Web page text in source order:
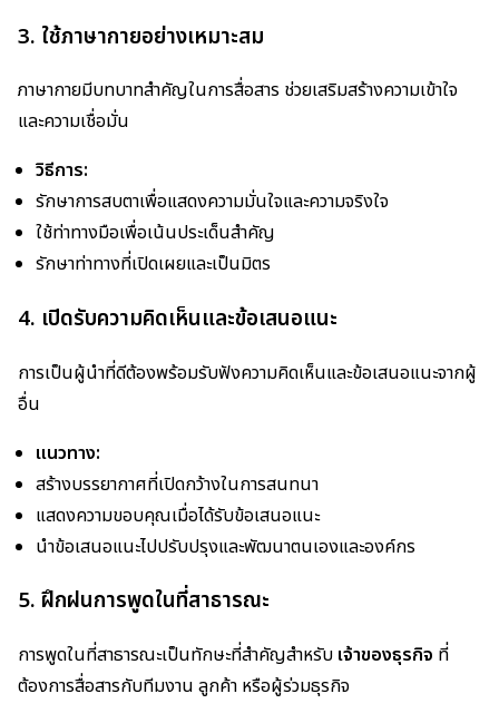
3. ใช้ภาษากายอย่างเหมาะสม
ภาษากายมีบทบาทสำคัญในการสื่อสาร ช่วยเสริมสร้างความเข้าใจ
และความเชื่อมั่น
วิธีการ:
รักษาการสบตาเพื่อแสดงความมั่นใจและความจริงใจ
ใช้ท่าทางมือเพื่อเน้นประเด็นสำคัญ
รักษาท่าทางที่เปิดเผยและเป็นมิตร
4. เปิดรับความคิดเห็นและข้อเสนอแนะ
การเป็นผู้นำที่ดีต้องพร้อมรับฟังความคิดเห็นและข้อเสนอแนะจากผู้
อื่น
แนวทาง:
สร้างบรรยากาศที่เปิดกว้างในการสนทนา
แสดงความขอบคุณเมื่อได้รับข้อเสนอแนะ
นำข้อเสนอแนะไปปรับปรุงและพัฒนาตนเองและองค์กร
5. ฝึกฝนการพูดในที่สาธารณะ
การพูดในที่สาธารณะเป็นทักษะที่สำคัญสำหรับ เจ้าของธุรกิจ ที่
ต้องการสื่อสารกับทีมงาน ลูกค้า หรือผู้ร่วมธุรกิจ